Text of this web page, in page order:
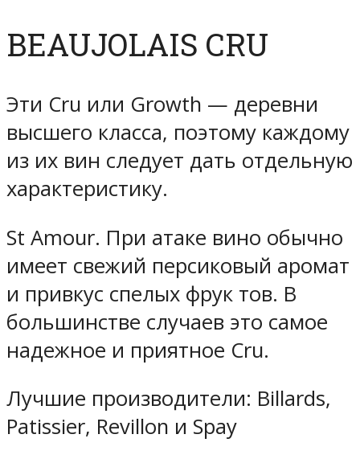
BEAUJOLAIS CRU
Эти Cru или Growth — деревни
высшего класса, поэтому каждому
из их вин следует дать отдельную
характеристику.
St Amour. При атаке вино обычно
имеет свежий персиковый аромат
и привкус спелых фрук тов. В
большинстве случаев это самое
надежное и приятное Cru.
Лучшие производители: Billards,
Patissier, Revillon и Spay